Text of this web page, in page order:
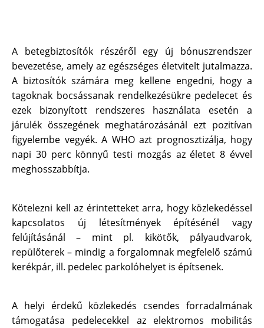
A betegbiztosítók részéről egy új bónuszrendszer
bevezetése, amely az egészséges életvitelt jutalmazza.
A biztosítók számára meg kellene engedni, hogy a
tagoknak bocsássanak rendelkezésükre pedelecet és
ezek bizonyított rendszeres használata esetén a
járulék összegének meghatározásánál ezt pozitívan
ﬁgyelembe vegyék. A WHO azt prognosztizálja, hogy
napi 30 perc könnyű testi mozgás az életet 8 évvel
meghosszabbítja.
Kötelezni kell az érintetteket arra, hogy közlekedéssel
kapcsolatos új létesítmények építésénél vagy
felújításánál – mint pl. kikötők, pályaudvarok,
repülőterek – mindig a forgalomnak megfelelő számú
kerékpár, ill. pedelec parkolóhelyet is építsenek.
A helyi érdekű közlekedés csendes forradalmának
támogatása pedelecekkel az elektromos mobilitás